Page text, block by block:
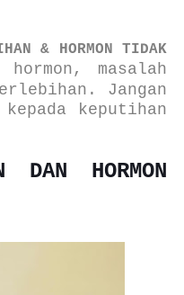
& HORMON TIDAK
hormon, masalah
Jangan
keputihan
DAN HORMON